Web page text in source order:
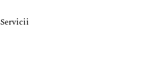
Servicii